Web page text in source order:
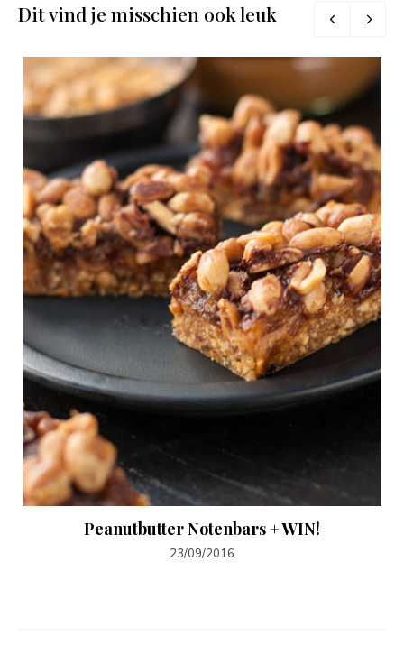
Dit vind je misschien ook leuk
Peanutbutter Notenbars + WIN!
23/09/2016